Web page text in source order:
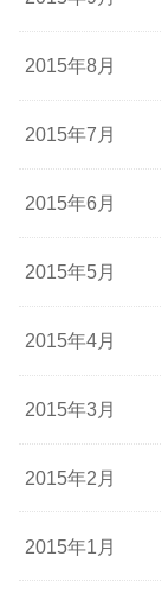
2015年8月
2015年7月
2015年6月
2015年5月
2015年4月
2015年3月
2015年2月
2015年1月